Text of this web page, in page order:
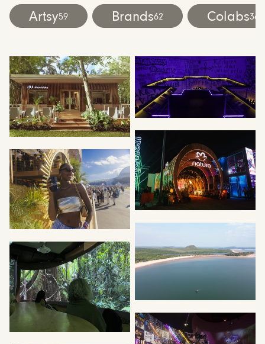
Artsy59 Brands62 Colabs36